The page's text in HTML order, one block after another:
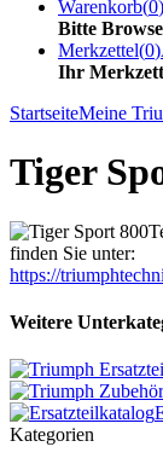
Warenkorb(0)
Bitte
Merkzettel(0)
Ihr
StartseiteMeine
Tiger
finden Sie unter:
https://
Weitere
Kategorien